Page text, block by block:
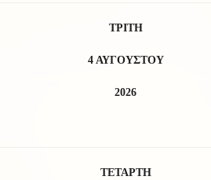
ΤΡΙΤΗ
4 ΑΥΓΟΥΣΤΟΥ
2026
ΤΕΤΑΡΤΗ